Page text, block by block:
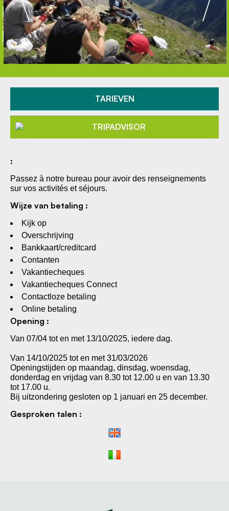
TARIEVEN
:
Passez à notre bureau pour avoir des renseignements
sur vos activités et séjours.
Wijze van betaling :
Kijk op
Overschrijving
Bankkaart/creditcard
Contanten
Vakantiecheques
Vakantiecheques Connect
Contactloze betaling
Online betaling
Opening :
Van 07/04 tot en met 13/10/2025, iedere dag.
Van 14/10/2025 tot en met 31/03/2026
Openingstijden op maandag, dinsdag, woensdag,
donderdag en vrijdag van 8.30 tot 12.00 u en van 13.30
tot 17.00 u.
Bij uitzondering gesloten op 1 januari en 25 december.
Gesproken talen :